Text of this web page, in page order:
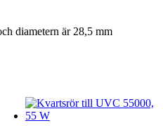
diametern är 28,5 mm